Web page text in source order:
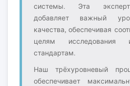
системы. Эта
добавляет важный
качества, обеспечивая
целям исследования
стандартам.
Наш трёхуровневый
обеспечивает